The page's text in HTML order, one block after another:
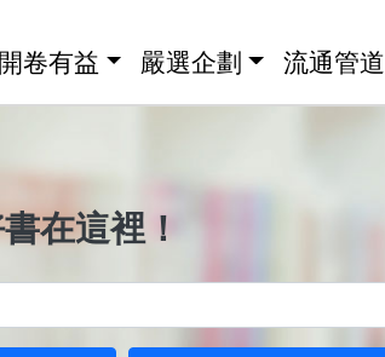
卷有益 嚴選企劃 流通管道
在這裡！